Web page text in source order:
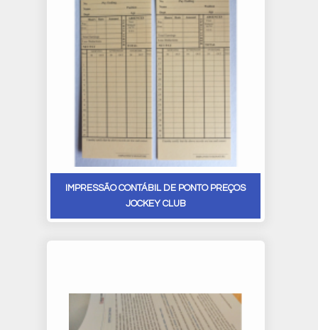
IMPRESSÃO CONTÁBIL DE PONTO PREÇOS
JOCKEY CLUB